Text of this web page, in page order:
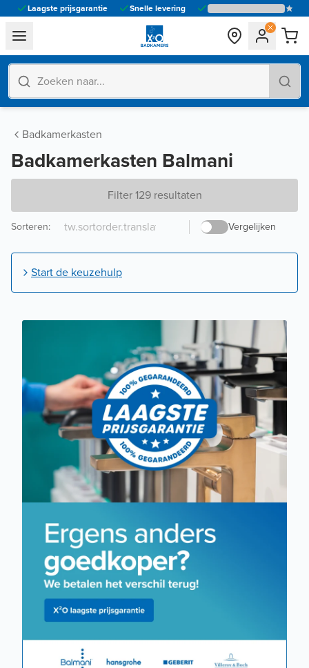
Laagste prijsgarantie Snelle levering
general.navigation.toggle_menu.label
Badkamerkasten
Badkamerkasten Balmani
Filter 129 resultaten
Vergelijken
Sorteren:
Start de keuzehulp